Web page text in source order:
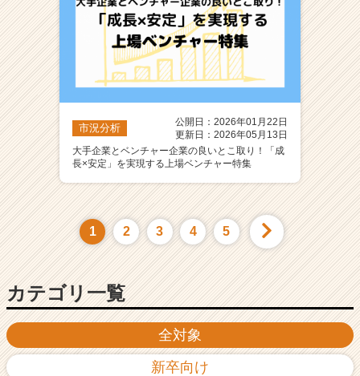
全対象
新卒向け
市況分析
公開日：2026年01月22日
更新日：2026年05月13日
大手企業とベンチャー企業の良いとこ取り！「成
長×安定」を実現する上場ベンチャー特集
1 2 3 4 5
カテゴリ一覧